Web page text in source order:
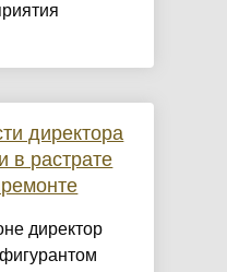
директора
в растрате
директор